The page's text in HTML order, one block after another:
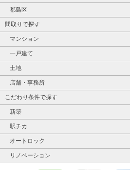
都島区
間取りで探す
マンション
一戸建て
土地
店舗・事務所
こだわり条件で探す
新築
駅チカ
オートロック
リノベーション